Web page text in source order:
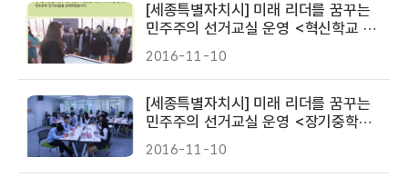
[세종특별자치시] 미래 리더를 꿈꾸는
민주주의 선거교실 운영 <혁신학교 조
치원여중>
2016-11-10
[세종특별자치시] 미래 리더를 꿈꾸는
민주주의 선거교실 운영 <장기중학교
>
2016-11-10